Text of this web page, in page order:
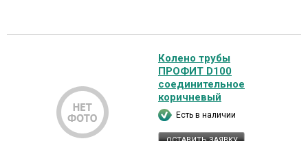
Колено трубы
ПРОФИТ D100
соединительное
коричневый
Есть в наличии